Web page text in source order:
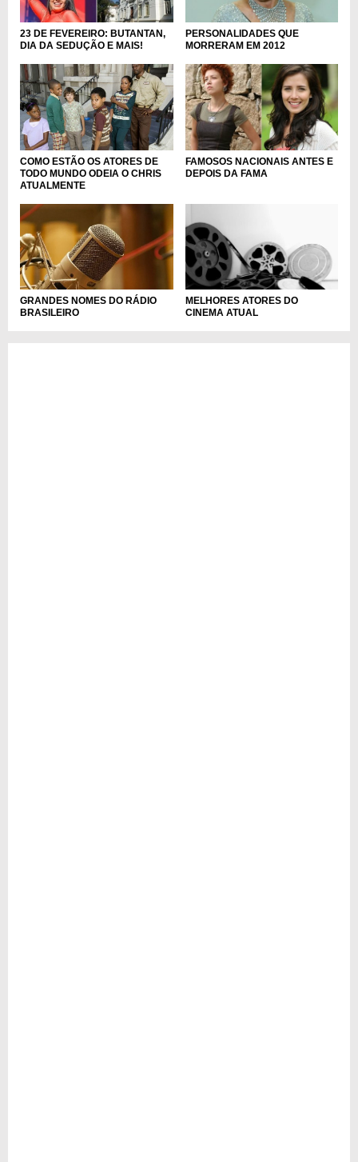
23 DE FEVEREIRO: BUTANTAN,
DIA DA SEDUÇÃO E MAIS!
PERSONALIDADES QUE
MORRERAM EM 2012
COMO ESTÃO OS ATORES DE
TODO MUNDO ODEIA O CHRIS
ATUALMENTE
FAMOSOS NACIONAIS ANTES E
DEPOIS DA FAMA
GRANDES NOMES DO RÁDIO
BRASILEIRO
MELHORES ATORES DO
CINEMA ATUAL